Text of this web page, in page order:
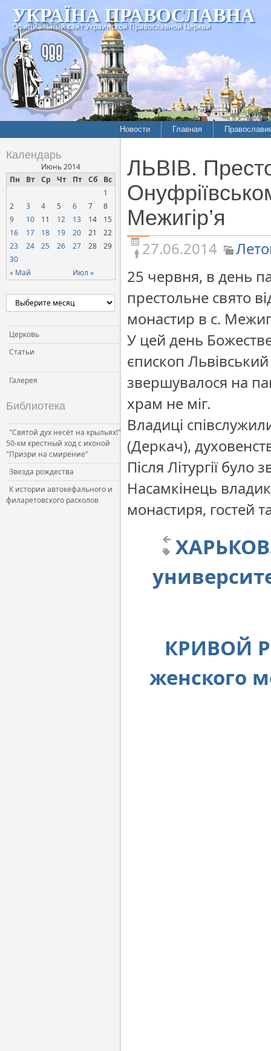
УКРАЇНА ПРАВОСЛАВНА
Официальный сайт Украинской Православной Церкви
Новости
Межконфессиональные
отношения
Нарушения прав
верующих
Официальная хроника
Расколы, ереси, секты
СОЦИАЛЬНОЕ
Церковь и власть
Церковь и общество
Церковь и СМИ
Главная
История
Хроники
Календарь
Июнь 2014
Пн
Вт Ср Чт Пт Сб Вс
« Май Июл »
1
2
3 4 5 6 7
8
9
10 11 12 13 14
15
16
17 18 19 20 21
22
23
24 25 26 27 28
29
30
Церковь
Статьи
Галерея
Библиотека
"Святой дух несёт на крыльях!"
50-км крестный ход с иконой
"Призри на смирение"
Звезда рождества
К истории автокефального и
филаретовского расколов
ЛЬВІВ.
Межигір’я
27.06.2014
25 червня, в день
престольне свято
монастир в с.
У цей день
єпископ
звершувалося на
храм не міг.
Владиці
(Деркач),
Після Літургії
Насамкінець
монастиря, гостей
КРИВОЙ
женского